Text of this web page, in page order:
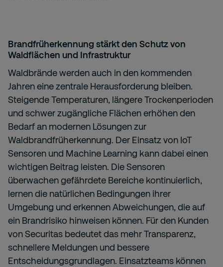
Brandfrüherkennung stärkt den Schutz von
Waldflächen und Infrastruktur
Waldbrände werden auch in den kommenden
Jahren eine zentrale Herausforderung bleiben.
Steigende Temperaturen, längere Trockenperioden
und schwer zugängliche Flächen erhöhen den
Bedarf an modernen Lösungen zur
Waldbrandfrüherkennung. Der Einsatz von IoT
Sensoren und Machine Learning kann dabei einen
wichtigen Beitrag leisten. Die Sensoren
überwachen gefährdete Bereiche kontinuierlich,
lernen die natürlichen Bedingungen ihrer
Umgebung und erkennen Abweichungen, die auf
ein Brandrisiko hinweisen können. Für den Kunden
von Securitas bedeutet das mehr Transparenz,
schnellere Meldungen und bessere
Entscheidungsgrundlagen. Einsatzteams können